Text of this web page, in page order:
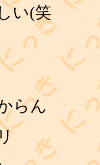
い(笑
らん